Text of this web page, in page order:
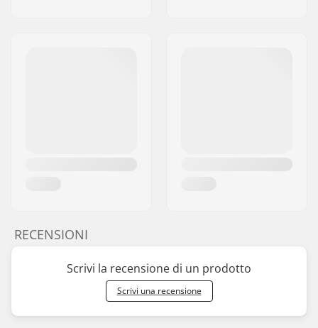
RECENSIONI
Scrivi la recensione di un prodotto
Scrivi una recensione